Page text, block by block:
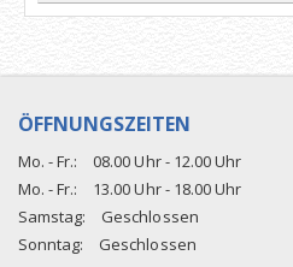
ÖFFNUNGSZEITEN
Mo. - Fr.:
08.00 Uhr - 12.00 Uhr
Mo. - Fr.:
13.00 Uhr - 18.00 Uhr
Samstag:
Geschlossen
Sonntag:
Geschlossen